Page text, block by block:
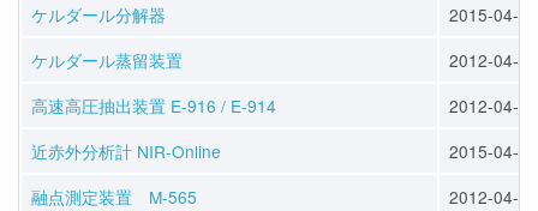
ケルダール分解器
2015-04-10
ケルダール蒸留装置
2012-04-25
高速高圧抽出装置 E-916 / E-914
2012-04-25
近赤外分析計 NIR-Online
2015-04-10
融点測定装置 M-565
2012-04-23